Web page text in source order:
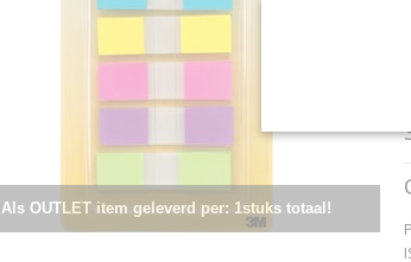
Als OUTLET item geleverd per: 1stuks totaal!